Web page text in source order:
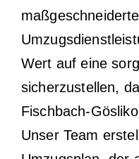
maßgeschneiderte
Wert auf eine
sicherzustellen,
Fischbach-
Unser Team